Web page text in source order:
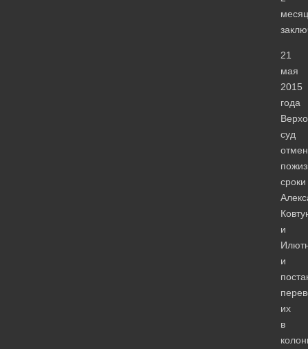
21
мая
2015
года
суд
сроки
и
и
их
в